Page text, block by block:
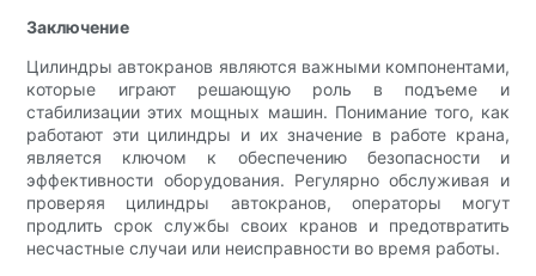
Заключение
Цилиндры автокранов являются важными компонентами,
которые играют решающую роль в подъеме и
стабилизации этих мощных машин. Понимание того, как
работают эти цилиндры и их значение в работе крана,
является ключом к обеспечению безопасности и
эффективности оборудования. Регулярно обслуживая и
проверяя цилиндры автокранов, операторы могут
продлить срок службы своих кранов и предотвратить
несчастные случаи или неисправности во время работы.